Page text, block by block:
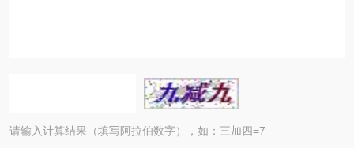
请输入计算结果（填写阿拉伯数字），如：三加四=7